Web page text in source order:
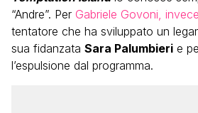
“Andre”. Per Gabriele Govoni,
tentatore che ha sviluppato un
sua fidanzata Sara Palumbieri e
l’espulsione dal programma.